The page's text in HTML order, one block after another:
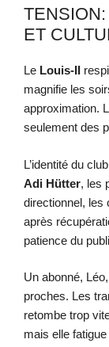
ET
Le Louis-II
magnifie les
approximation.
seulement des
L’identité du
Adi Hütter, les
directionnel, les
après
patience du
Un abonné,
proches. Les
retombe trop
mais elle